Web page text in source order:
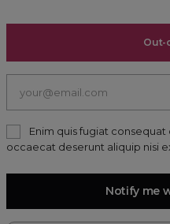
Out-
Enim quis fugiat
occaecat deserunt aliquip nisi
Notify me